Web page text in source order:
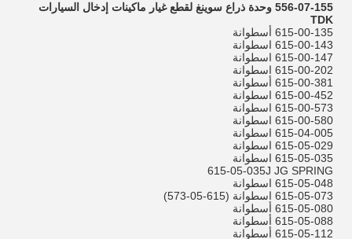
556-07-155 وحدة ذراع سوينغ لقطع غيار ماكينات إدخال السيارات
TDK
615-00-135 أسطوانة
615-00-143 اسطوانة
615-00-147 اسطوانة
615-00-202 اسطوانة
615-00-381 أسطوانة
615-00-452 اسطوانة
615-00-573 اسطوانة
615-00-580 اسطوانة
615-04-005 اسطوانة
615-05-029 اسطوانة
615-05-035 اسطوانة
615-05-035J JG SPRING
615-05-048 اسطوانة
615-05-073 اسطوانة (615-05-573)
615-05-080 أسطوانة
615-05-088 أسطوانة
615-05-112 أسطوانة